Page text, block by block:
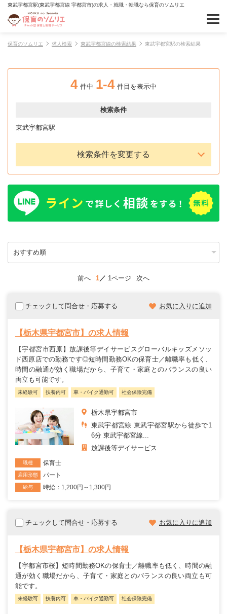
東武宇都宮駅(東武宇都宮線 宇都宮市)の求人・就職・転職なら保育のソムリエ
保育のソムリエ 求人検索 東武宇都宮線の検索結果 東武宇都宮駅の検索結果
4 件中 1-4 件目を表示中
検索条件
東武宇都宮駅
検索条件を変更する
前へ 1 1ページ 次へ
チェックして問合せ・応募する お気に入りに追加
【栃木県宇都宮市】の求人情報
【宇都宮市西原】放課後等デイサービスグローバルキッズメソッ
ド西原店での勤務です◎短時間勤務OKの保育士／離職率も低く、
時間の融通が効く職場だから、子育て・家庭とのバランスの良い
両立も可能です。
未経験可 扶養内可 車・バイク通勤可 社会保険完備
栃木県宇都宮市
東武宇都宮線 東武宇都宮駅から徒歩で1
6分 東武宇都宮線...
放課後等デイサービス
職種 保育士
雇用形態 パート
給与 時給：1,200円～1,300円
チェックして問合せ・応募する お気に入りに追加
【栃木県宇都宮市】の求人情報
【宇都宮市桜】短時間勤務OKの保育士／離職率も低く、時間の融
通が効く職場だから、子育て・家庭とのバランスの良い両立も可
能です。
未経験可 扶養内可 車・バイク通勤可 社会保険完備